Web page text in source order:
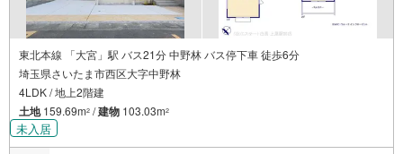
東北本線 「大宮」駅 バス21分 中野林 バス停下車 徒歩6分
埼玉県さいたま市西区大字中野林
4LDK / 地上2階建
土地159.69m2 /建物 103.03m2
未入居